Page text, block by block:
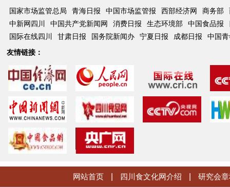
国家市场监管总局 青海日报 中国市场监管报 西部经济网 商务部
中新网四川
中国共产党新闻网 消费日报 生态环境部 中国食品报
国际在线四川
甘肃日报 国务院新闻办 宁夏日报 成都日报
中国
友情链接：
网站首页 四川食文化网介绍 研究会